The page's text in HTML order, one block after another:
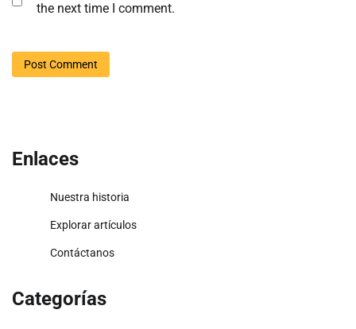
the next time I comment.
Enlaces
Nuestra historia
Explorar artículos
Contáctanos
Categorías